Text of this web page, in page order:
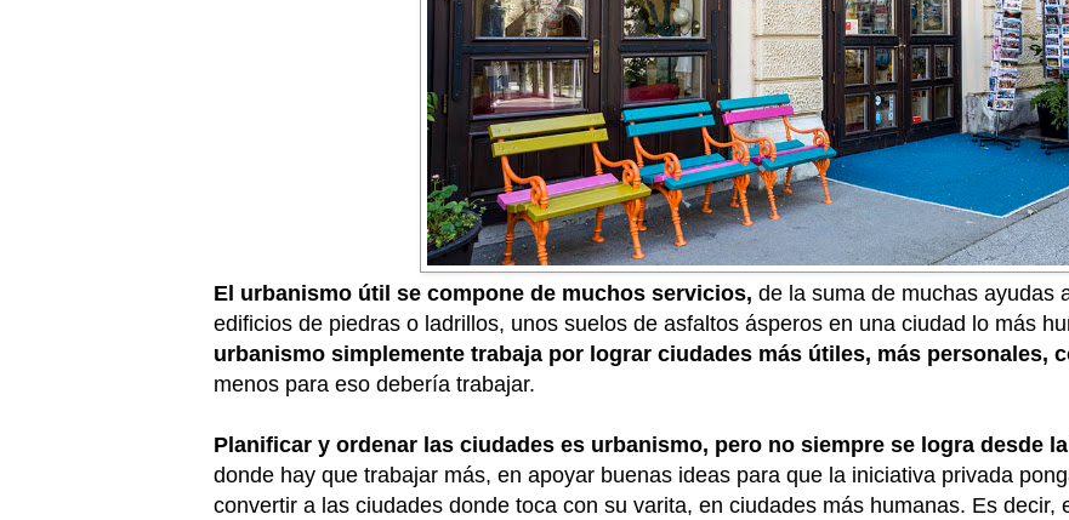
El urbanismo útil se compone de muchos servicios, de la suma de muchas ayudas
edificios de piedras o ladrillos, unos suelos de asfaltos ásperos en una ciudad lo más
urbanismo simplemente trabaja por lograr ciudades más útiles, más personales,
menos para eso debería trabajar.
Planificar y ordenar las ciudades es urbanismo, pero no siempre se logra desde
donde hay que trabajar más, en apoyar buenas ideas para que la iniciativa privada
convertir a las ciudades donde toca con su varita, en ciudades más humanas. Es decir,